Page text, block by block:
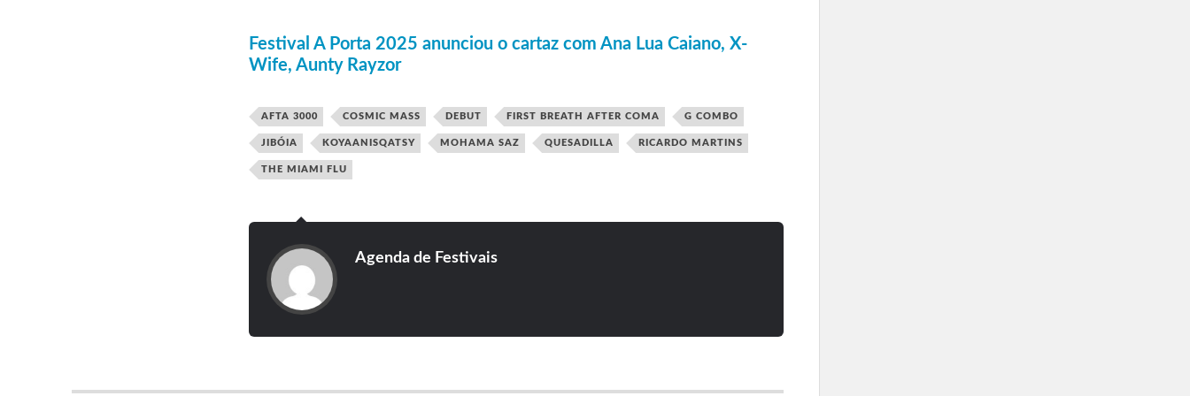
Festival A Porta 2025 anunciou o cartaz com Ana Lua Caiano, X-
Wife, Aunty Rayzor
AFTA 3000 COSMIC MASS DEBUT FIRST BREATH AFTER COMA G COMBO
JIBÓIA KOYAANISQATSY MOHAMA SAZ QUESADILLA RICARDO MARTINS
THE MIAMI FLU
Agenda de Festivais